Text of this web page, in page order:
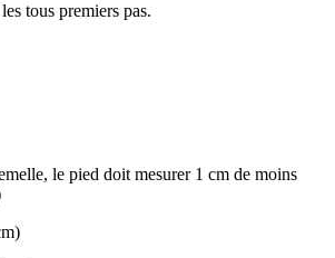
tous premiers pas.
le pied doit mesurer 1 cm de moins